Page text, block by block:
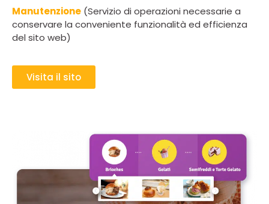
Manutenzione (Servizio di operazioni necessarie a
conservare la conveniente funzionalità ed efficienza
del sito web)
Visita il sito